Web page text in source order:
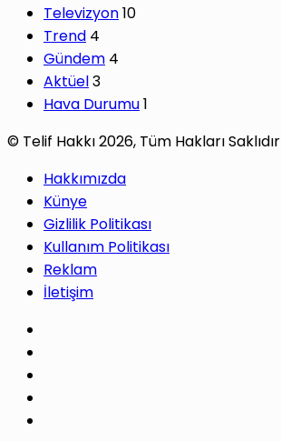
Televizyon10
Trend 4
Gündem 4
Aktüel3
Hava Durumu1
© Telif Hakkı 2026, Tüm Hakları Saklıdır
Hakkımızda
Künye
Gizlilik Politikası
Kullanım Politikası
Reklam
İletişim